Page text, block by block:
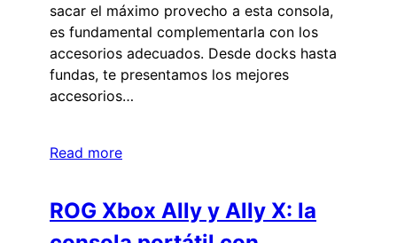
sacar el máximo provecho a esta consola,
es fundamental complementarla con los
accesorios adecuados. Desde docks hasta
fundas, te presentamos los mejores
accesorios…
Read more
ROG Xbox Ally y Ally X: la